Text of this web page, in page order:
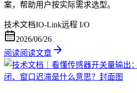
案，帮助用户按实际需求选型。
技术文档IO-Link远程 I/O
2026/06/26
阅读阅读文章